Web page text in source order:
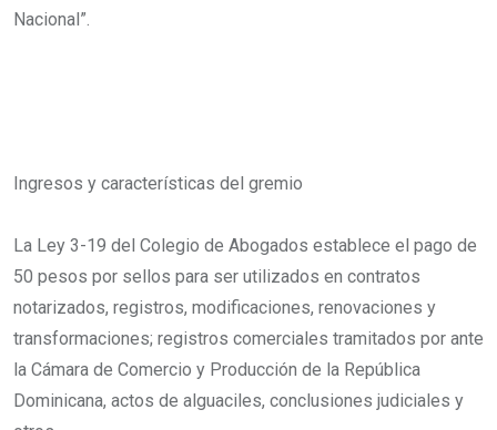
Nacional”.
Ingresos y características del gremio
La Ley 3-19 del Colegio de Abogados establece el pago de
50 pesos por sellos para ser utilizados en contratos
notarizados, registros, modificaciones, renovaciones y
transformaciones; registros comerciales tramitados por ante
la Cámara de Comercio y Producción de la República
Dominicana, actos de alguaciles, conclusiones judiciales y